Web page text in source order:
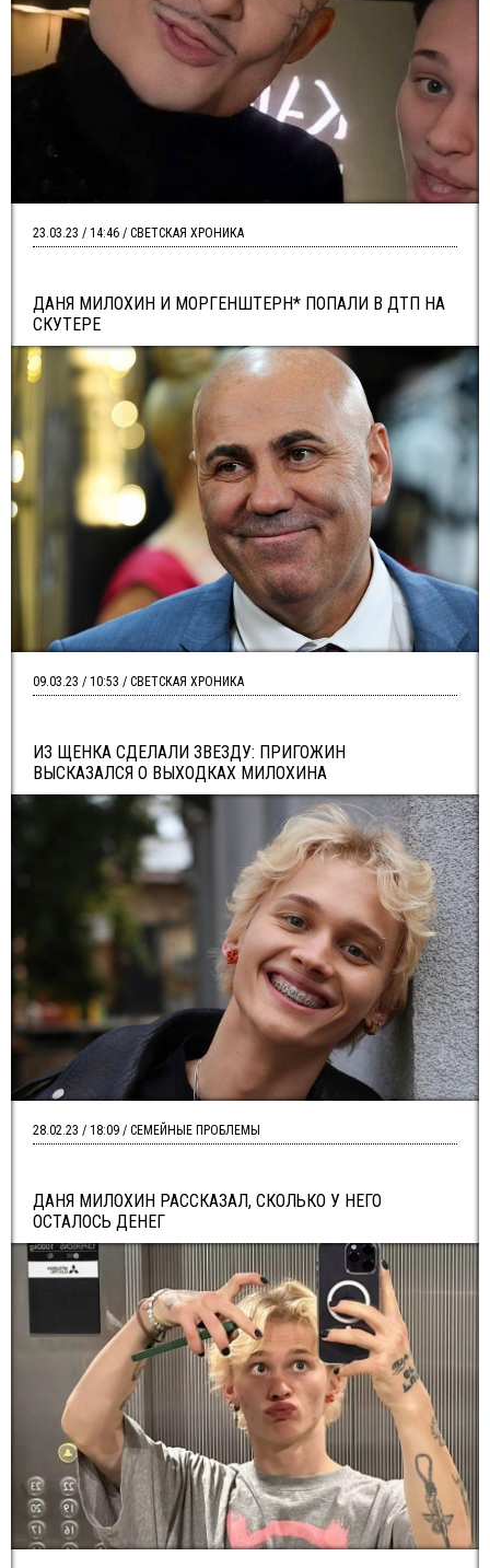
ДАНЯ МИЛОХИН И МОРГЕНШТЕРН* ПОПАЛИ В ДТП НА
СКУТЕРЕ
23.03.23 / 14:46 / СВЕТСКАЯ ХРОНИКА
ИЗ ЩЕНКА СДЕЛАЛИ ЗВЕЗДУ: ПРИГОЖИН
ВЫСКАЗАЛСЯ О ВЫХОДКАХ МИЛОХИНА
09.03.23 / 10:53 / СВЕТСКАЯ ХРОНИКА
ДАНЯ МИЛОХИН РАССКАЗАЛ, СКОЛЬКО У НЕГО
ОСТАЛОСЬ ДЕНЕГ
28.02.23 / 18:09 / СЕМЕЙНЫЕ ПРОБЛЕМЫ